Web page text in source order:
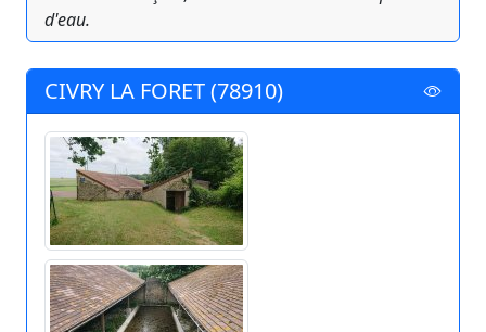
d'eau.
CIVRY LA FORET (78910)